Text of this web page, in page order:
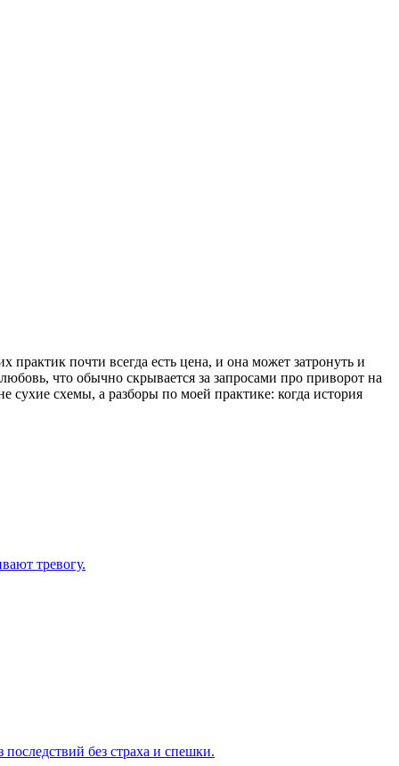
почти всегда есть цена, и она может затронуть и
что обычно скрывается за запросами про приворот на
схемы, а разборы по моей практике: когда история
тревогу.
без страха и спешки.